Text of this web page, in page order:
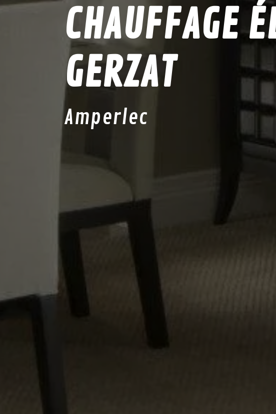
CHAUFFAGE
GERZAT
Amperlec